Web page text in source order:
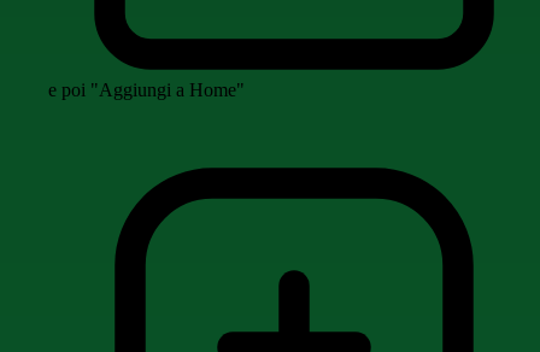
e poi "Aggiungi a Home"